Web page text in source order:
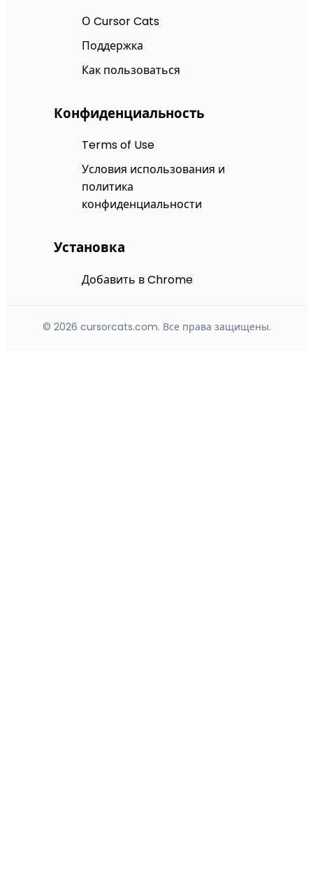
О Cursor Cats
Поддержка
Как пользоваться
Конфиденциальность
Terms of Use
Условия использования и
политика
конфиденциальности
Установка
Добавить в Chrome
© 2026 cursorcats.com. Все права защищены.